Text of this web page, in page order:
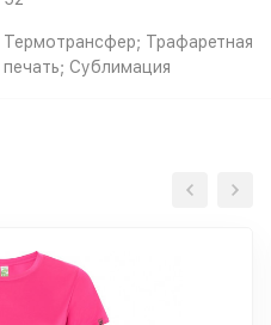
Термотрансфер; Трафаретная
печать; Сублимация